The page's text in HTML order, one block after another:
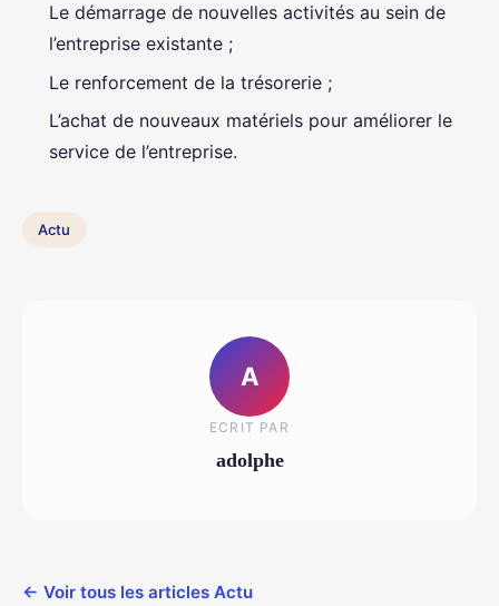
Le démarrage de nouvelles activités au sein de
l’entreprise existante ;
Le renforcement de la trésorerie ;
L’achat de nouveaux matériels pour améliorer le
service de l’entreprise.
Actu
A
ECRIT PAR
adolphe
← Voir tous les articles Actu